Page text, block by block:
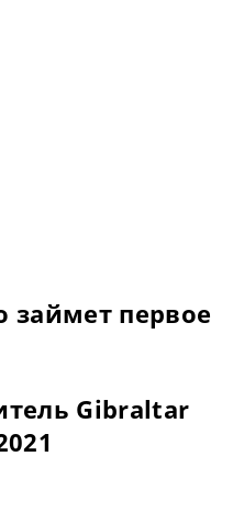
займет первое
Gibraltar